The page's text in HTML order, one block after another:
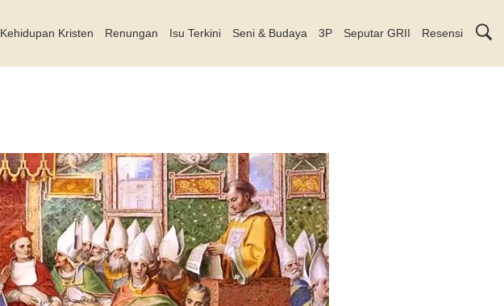
Kehidupan Kristen Renungan Isu Terkini Seni & Budaya 3P Seputar GRII Resensi